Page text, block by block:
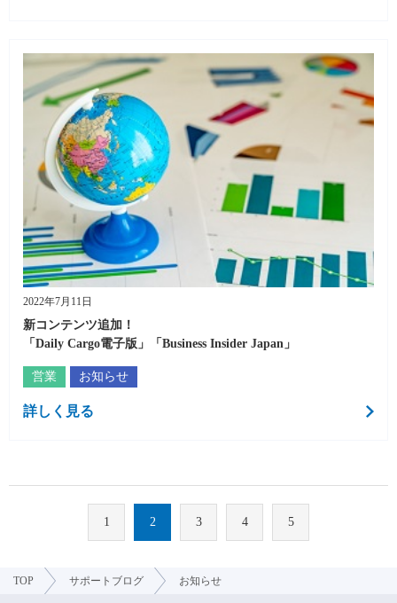
2022年7月11日
新コンテンツ追加！
「Daily Cargo電子版」「Business Insider Japan」
営業 お知らせ
詳しく見る
1 2 3 4 5
TOP サポートブログ お知らせ